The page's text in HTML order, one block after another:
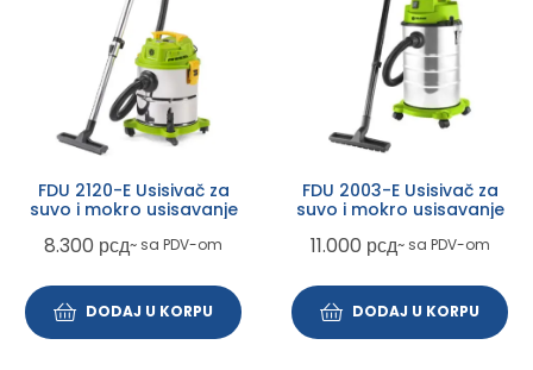
FDU 2120-E Usisivač za
suvo i mokro usisavanje
8.300 рсд~ sa PDV-om
DODAJ U KORPU
FDU 2003-E Usisivač za
suvo i mokro usisavanje
11.000 рсд~ sa PDV-om
DODAJ U KORPU